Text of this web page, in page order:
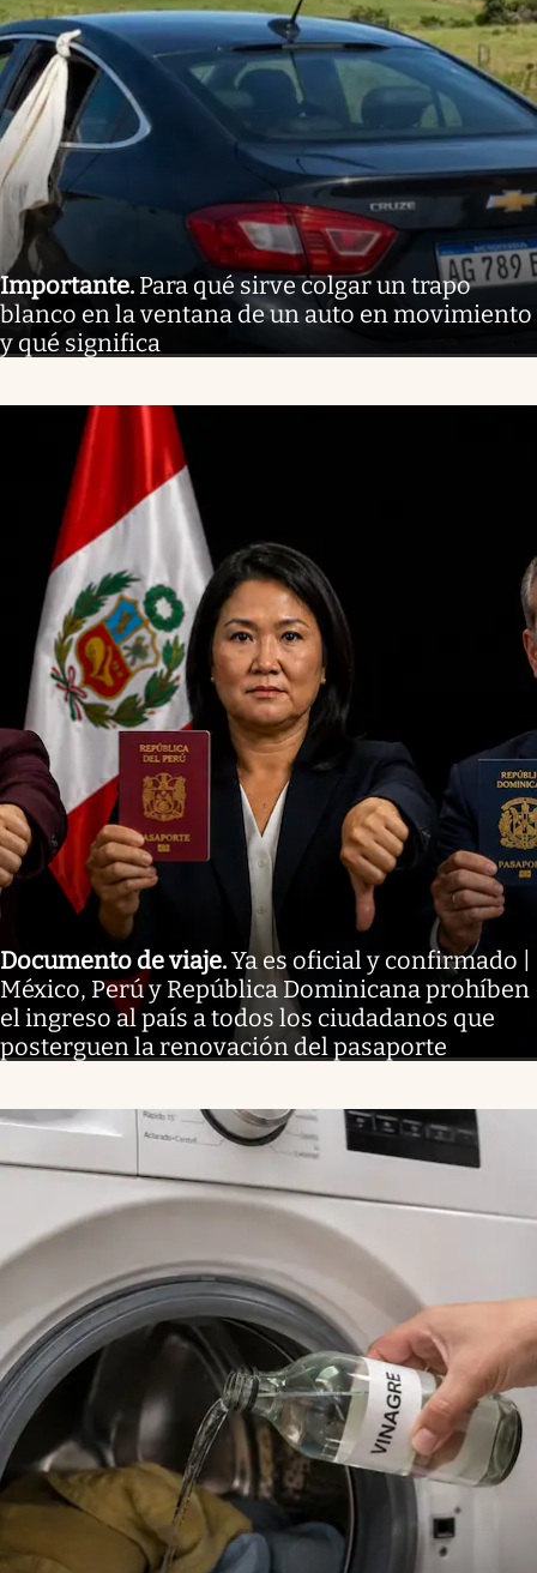
Importante. Para qué sirve colgar un trapo
blanco en la ventana de un auto en movimiento
y qué significa
Documento de viaje.Ya es oficial y confirmado |
México, Perú y República Dominicana prohíben
el ingreso al país a todos los ciudadanos que
posterguen la renovación del pasaporte